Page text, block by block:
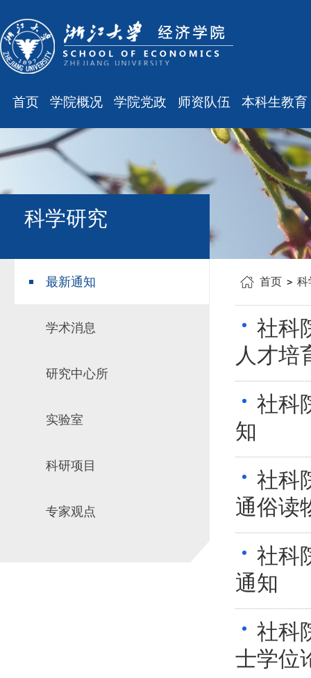
首页 学院概况
学院简介
现任领导
组织结构
学科设置
学院党政
会议通知
会议纪要
工会之声
师资队伍
最新消息
职称晋升
人事培训
博士后管理
本科生教育
最新消息
规章制度
课表、校历
主修专业确认
学籍管理
教学与教务
毕业论文
科研训练
实习实践
对外交流
培养计划
推荐免试研究生
科学研究
最新通知
学术消息
研究中心所
实验室
科研项目
专家观点
首页 科
社科
人才培
社科
知
社科
通俗读
社科
通知
社科
士学位